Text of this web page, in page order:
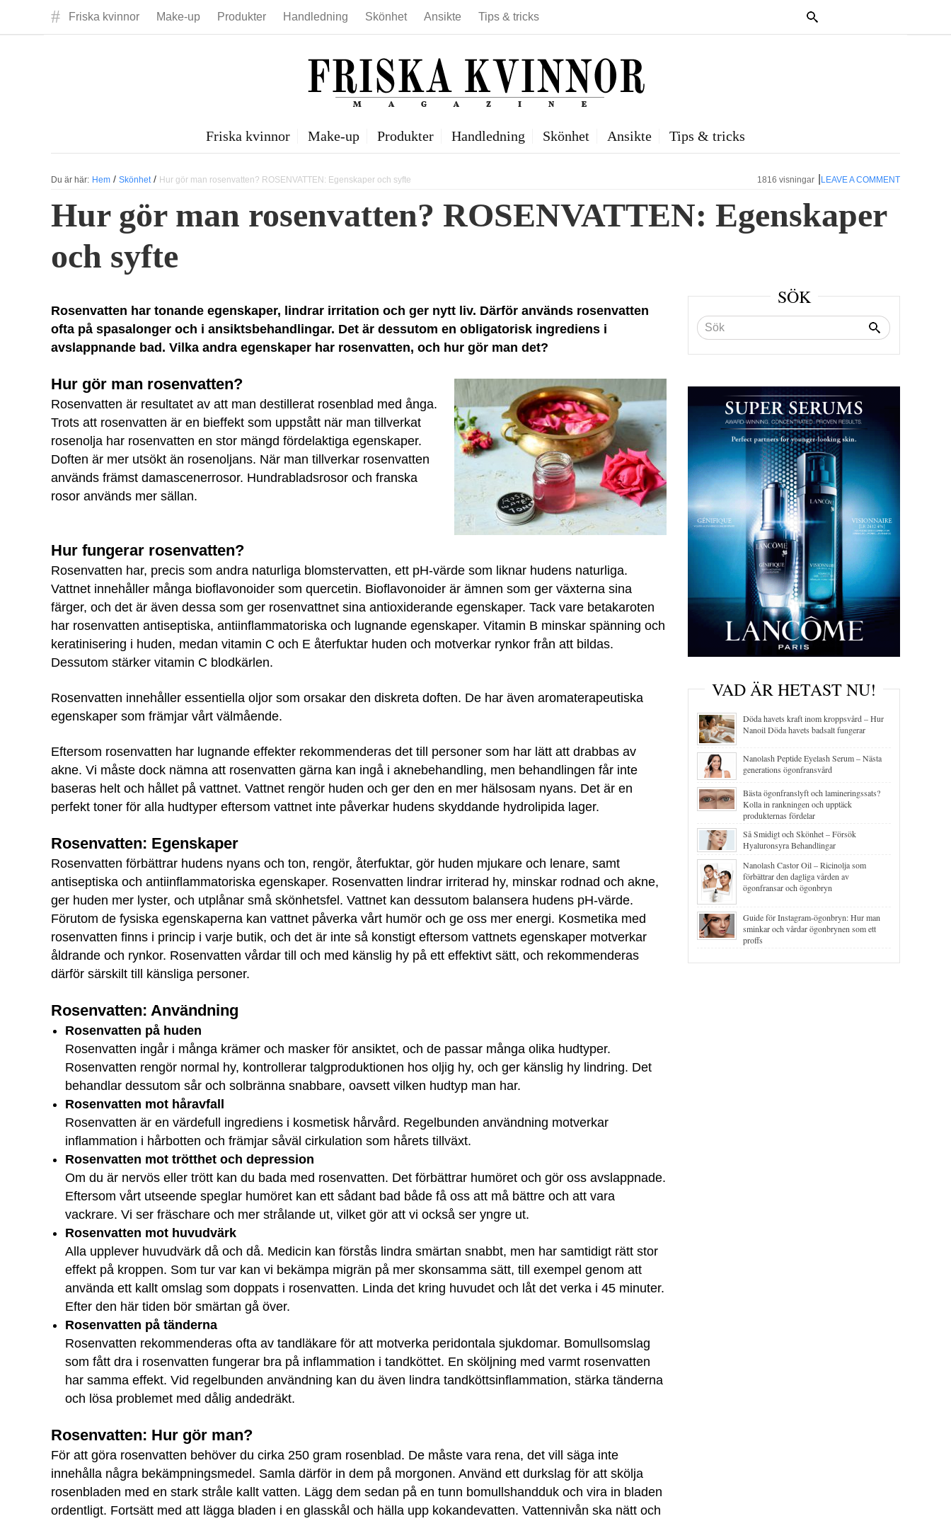
# Friska kvinnor Make-up Produkter Handledning Skönhet Ansikte Tips & tricks
Friska kvinnor Make-up Produkter Handledning Skönhet Ansikte Tips & tricks
Du är här: Hem / Skönhet / Hur gör man rosenvatten? ROSENVATTEN: Egenskaper och syfte 1816 visningar LEAVE A COMMENT
Hur gör man rosenvatten? ROSENVATTEN: Egenskaper
och syfte
Rosenvatten har tonande egenskaper, lindrar irritation och ger nytt liv. Därför används rosenvatten
ofta på spasalonger och i ansiktsbehandlingar. Det är dessutom en obligatorisk ingrediens i
avslappnande bad. Vilka andra egenskaper har rosenvatten, och hur gör man det?
Hur gör man rosenvatten?
Rosenvatten är resultatet av att man destillerat rosenblad med ånga.
Trots att rosenvatten är en bieffekt som uppstått när man tillverkat
rosenolja har rosenvatten en stor mängd fördelaktiga egenskaper.
Doften är mer utsökt än rosenoljans. När man tillverkar rosenvatten
används främst damascenerrosor. Hundrabladsrosor och franska
rosor används mer sällan.
Hur fungerar rosenvatten?
Rosenvatten har, precis som andra naturliga blomstervatten, ett pH-värde som liknar hudens naturliga.
Vattnet innehåller många bioflavonoider som quercetin. Bioflavonoider är ämnen som ger växterna sina
färger, och det är även dessa som ger rosenvattnet sina antioxiderande egenskaper. Tack vare betakaroten
har rosenvatten antiseptiska, antiinflammatoriska och lugnande egenskaper. Vitamin B minskar spänning och
keratinisering i huden, medan vitamin C och E återfuktar huden och motverkar rynkor från att bildas.
Dessutom stärker vitamin C blodkärlen.
Rosenvatten innehåller essentiella oljor som orsakar den diskreta doften. De har även aromaterapeutiska
egenskaper som främjar vårt välmående.
Eftersom rosenvatten har lugnande effekter rekommenderas det till personer som har lätt att drabbas av
akne. Vi måste dock nämna att rosenvatten gärna kan ingå i aknebehandling, men behandlingen får inte
baseras helt och hållet på vattnet. Vattnet rengör huden och ger den en mer hälsosam nyans. Det är en
perfekt toner för alla hudtyper eftersom vattnet inte påverkar hudens skyddande hydrolipida lager.
Rosenvatten: Egenskaper
Rosenvatten förbättrar hudens nyans och ton, rengör, återfuktar, gör huden mjukare och lenare, samt
antiseptiska och antiinflammatoriska egenskaper. Rosenvatten lindrar irriterad hy, minskar rodnad och akne,
ger huden mer lyster, och utplånar små skönhetsfel. Vattnet kan dessutom balansera hudens pH-värde.
Förutom de fysiska egenskaperna kan vattnet påverka vårt humör och ge oss mer energi. Kosmetika med
rosenvatten finns i princip i varje butik, och det är inte så konstigt eftersom vattnets egenskaper motverkar
åldrande och rynkor. Rosenvatten vårdar till och med känslig hy på ett effektivt sätt, och rekommenderas
därför särskilt till känsliga personer.
Rosenvatten: Användning
Rosenvatten på huden
Rosenvatten ingår i många krämer och masker för ansiktet, och de passar många olika hudtyper.
Rosenvatten rengör normal hy, kontrollerar talgproduktionen hos oljig hy, och ger känslig hy lindring. Det
behandlar dessutom sår och solbränna snabbare, oavsett vilken hudtyp man har.
Rosenvatten mot håravfall
Rosenvatten är en värdefull ingrediens i kosmetisk hårvård. Regelbunden användning motverkar
inflammation i hårbotten och främjar såväl cirkulation som hårets tillväxt.
Rosenvatten mot trötthet och depression
Om du är nervös eller trött kan du bada med rosenvatten. Det förbättrar humöret och gör oss avslappnade.
Eftersom vårt utseende speglar humöret kan ett sådant bad både få oss att må bättre och att vara
vackrare. Vi ser fräschare och mer strålande ut, vilket gör att vi också ser yngre ut.
Rosenvatten mot huvudvärk
Alla upplever huvudvärk då och då. Medicin kan förstås lindra smärtan snabbt, men har samtidigt rätt stor
effekt på kroppen. Som tur var kan vi bekämpa migrän på mer skonsamma sätt, till exempel genom att
använda ett kallt omslag som doppats i rosenvatten. Linda det kring huvudet och låt det verka i 45 minuter.
Efter den här tiden bör smärtan gå över.
Rosenvatten på tänderna
Rosenvatten rekommenderas ofta av tandläkare för att motverka peridontala sjukdomar. Bomullsomslag
som fått dra i rosenvatten fungerar bra på inflammation i tandköttet. En sköljning med varmt rosenvatten
har samma effekt. Vid regelbunden användning kan du även lindra tandköttsinflammation, stärka tänderna
och lösa problemet med dålig andedräkt.
Rosenvatten: Hur gör man?
För att göra rosenvatten behöver du cirka 250 gram rosenblad. De måste vara rena, det vill säga inte
innehålla några bekämpningsmedel. Samla därför in dem på morgonen. Använd ett durkslag för att skölja
rosenbladen med en stark stråle kallt vatten. Lägg dem sedan på en tunn bomullshandduk och vira in bladen
ordentligt. Fortsätt med att lägga bladen i en glasskål och hälla upp kokandevatten. Vattennivån ska nätt och
SÖK
VAD ÄR HETAST NU!
Döda havets kraft inom kroppsvård – Hur
Nanoil Döda havets badsalt fungerar
Nanolash Peptide Eyelash Serum – Nästa
generations ögonfransvård
Bästa ögonfranslyft och lamineringssats?
Kolla in rankningen och upptäck
produkternas fördelar
Så Smidigt och Skönhet – Försök
Hyaluronsyra Behandlingar
Nanolash Castor Oil – Ricinolja som
förbättrar den dagliga vården av
ögonfransar och ögonbryn
Guide för Instagram-ögonbryn: Hur man
sminkar och vårdar ögonbrynen som ett
proffs